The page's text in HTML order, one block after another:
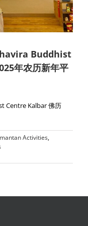
Buddhist
年农历新年平
Centre Kalbar 佛历
Activities,